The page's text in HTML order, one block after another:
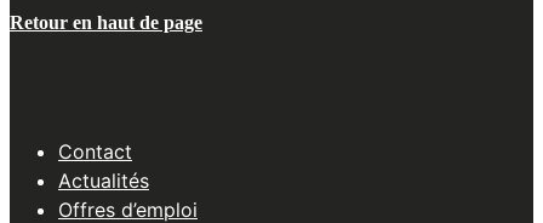
Retour en haut de page
Contact
Actualités
Offres d’emploi